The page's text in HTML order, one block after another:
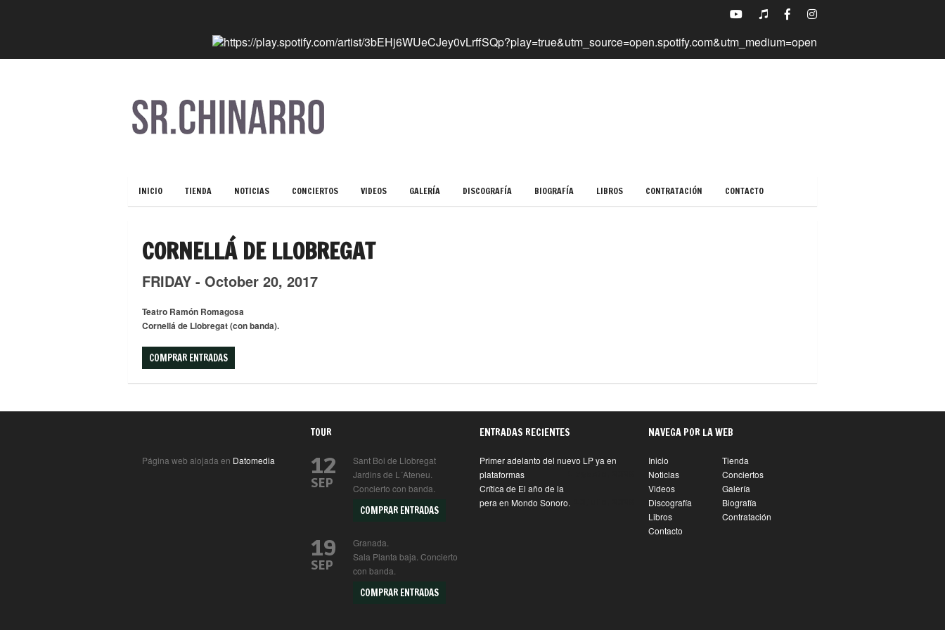
INICIO TIENDA NOTICIAS CONCIERTOS VIDEOS GALERÍA DISCOGRAFÍA BIOGRAFÍA LIBROS CONTRATACIÓN CONTACTO
CORNELLÁ DE LLOBREGAT
FRIDAY - October 20, 2017
Teatro Ramón Romagosa
Cornellá de Llobregat (con banda).
COMPRAR ENTRADAS
Página web alojada en Datomedia
TOUR
12
SEP
Sant Boi de Llobregat
Jardins de L´Ateneu.
Concierto con banda.
COMPRAR ENTRADAS
19
SEP
Granada.
Sala Planta baja. Concierto
con banda.
COMPRAR ENTRADAS
ENTRADAS RECIENTES
Primer adelanto del nuevo LP ya en
plataformas
Crítica de El año de la
pera en Mondo Sonoro.
NAVEGA POR LA WEB
Inicio
Tienda
Noticias
Conciertos
Videos
Galería
Discografía
Biografía
Libros
Contratación
Contacto